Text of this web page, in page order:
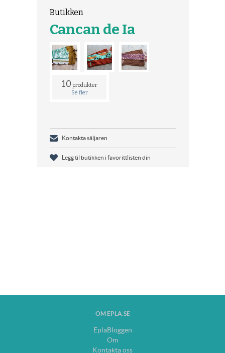
Butikken
Cancan de Ia
10 produkter
Se fler
Kontakta säljaren
Legg til butikken i favorittlisten din
OM EPLA.SE
EplaBloggen
Om
Kontakta oss